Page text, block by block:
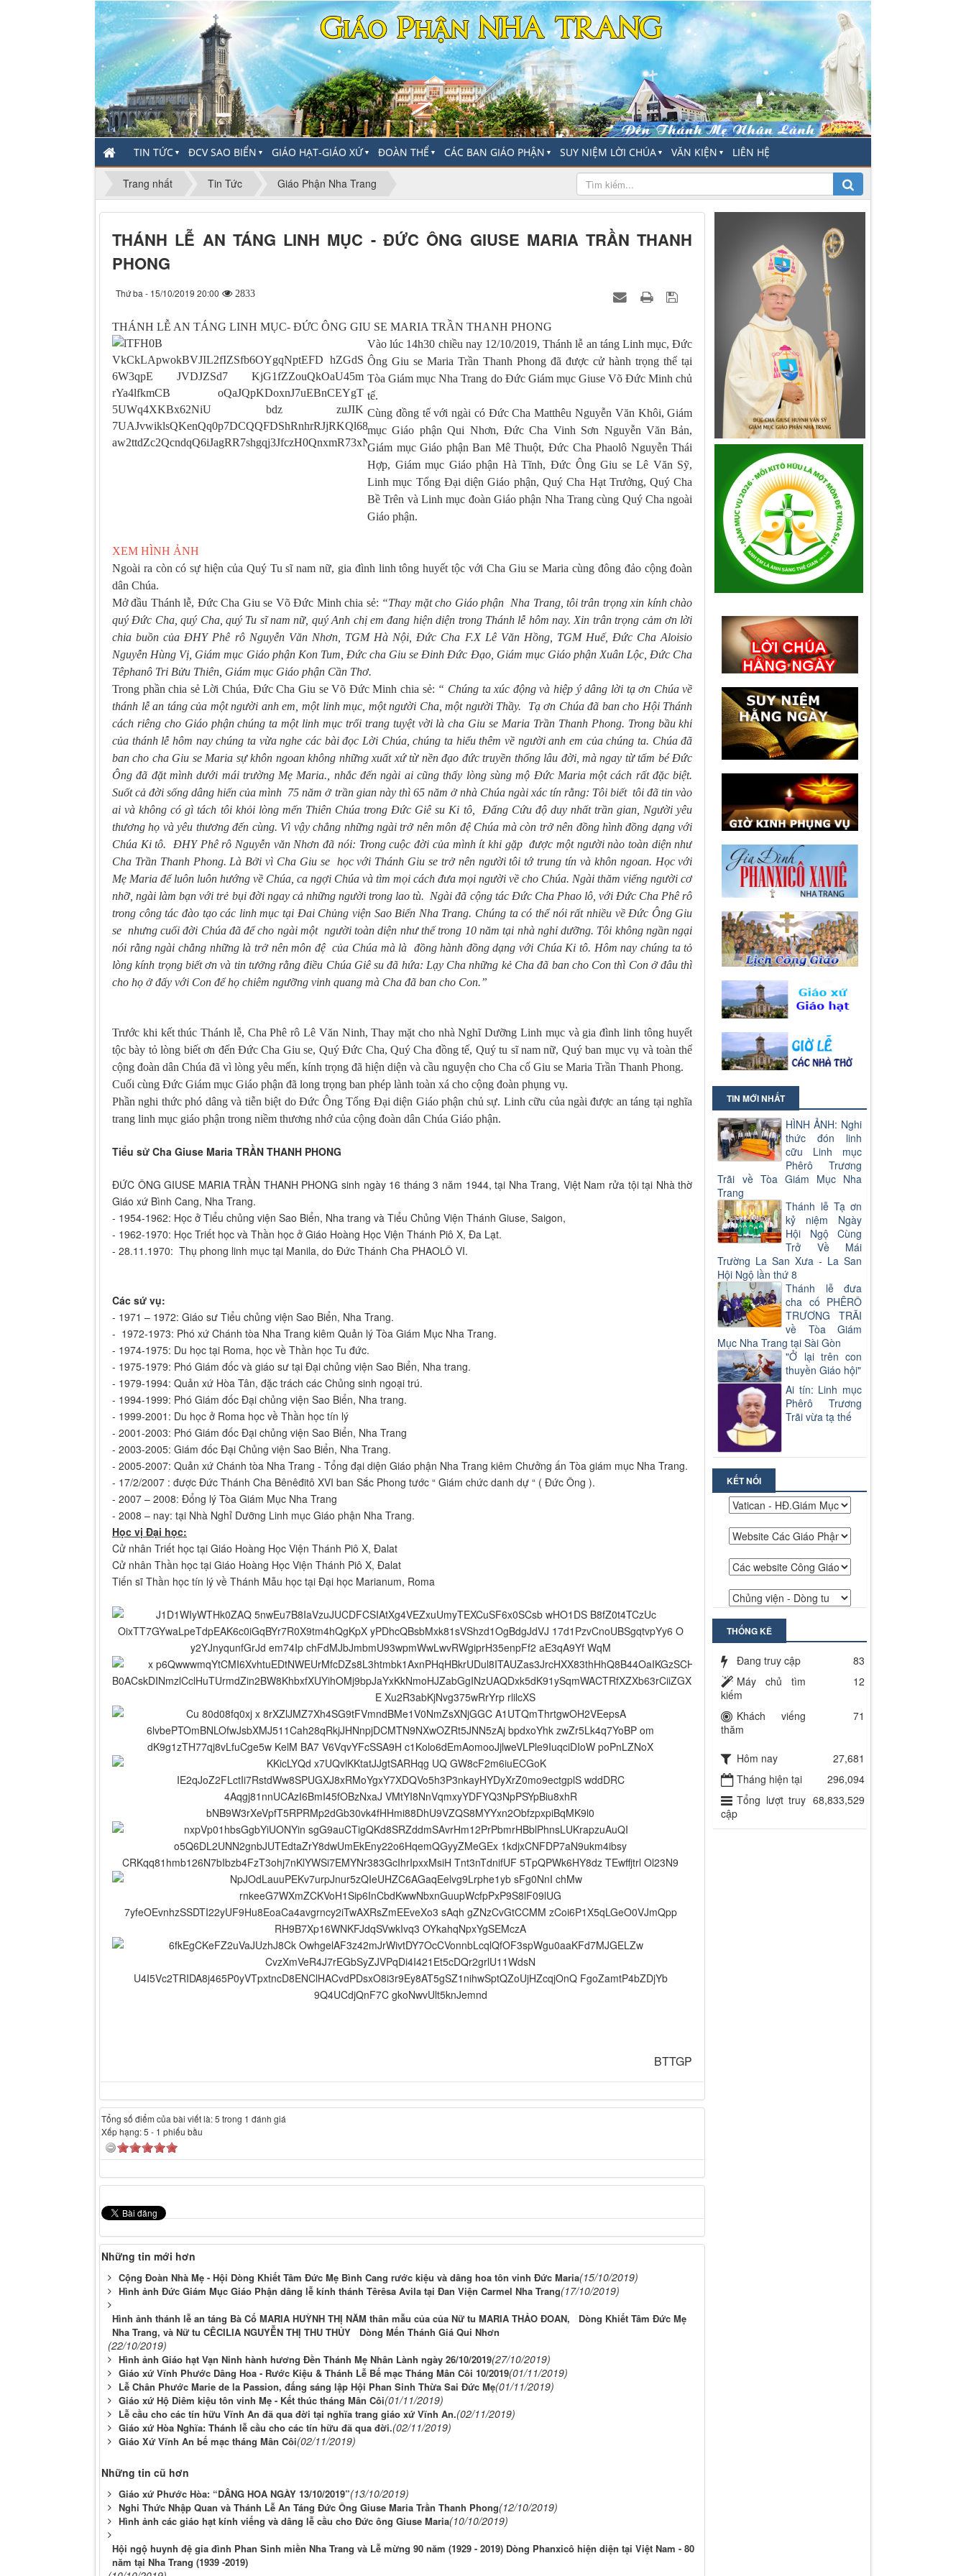
TIN TỨC ▼ ĐCV SAO BIỂN ▼ GIÁO HẠT-GIÁO XỨ▼ ĐOÀN THỂ ▼ CÁC BAN GIÁO PHẬN ▼ SUY NIỆM LỜI CHÚA ▼ VĂN KIỆN ▼ LIÊN HỆ
Trang nhất Tin Tức Giáo Phận Nha Trang
THÁNH LỄ AN TÁNG LINH MỤC - ĐỨC ÔNG GIUSE MARIA TRẦN THANH
PHONG
Thứ ba - 15/10/2019 20:00 2833
THÁNH LỄ AN TÁNG LINH MỤC- ĐỨC ÔNG GIU SE MARIA TRẦN THANH PHONG
Vào lúc 14h30 chiều nay 12/10/2019, Thánh lễ an táng Linh mục, Đức
Ông Giu se Maria Trần Thanh Phong đã được cử hành trọng thể tại
Tòa Giám mục Nha Trang do Đức Giám mục Giuse Võ Đức Minh chủ
tế.
Cùng đồng tế với ngài có Đức Cha Matthêu Nguyễn Văn Khôi, Giám
mục Giáo phận Qui Nhơn, Đức Cha Vinh Sơn Nguyễn Văn Bản,
Giám mục Giáo phận Ban Mê Thuột, Đức Cha Phaolô Nguyễn Thái
Hợp, Giám mục Giáo phận Hà Tĩnh, Đức Ông Giu se Lê Văn Sỹ,
Linh mục Tổng Đại diện Giáo phận, Quý Cha Hạt Trưởng, Quý Cha
Bề Trên và Linh mục đoàn Giáo phận Nha Trang cùng Quý Cha ngoài
Giáo phận.
XEM HÌNH ẢNH
Ngoài ra còn có sự hiện của Quý Tu sĩ nam nữ, gia đình linh tông huyết tộc với Cha Giu se Maria cùng đông đảo cộng đoàn
dân Chúa.
Mở đầu Thánh lễ, Đức Cha Giu se Võ Đức Minh chia sẻ: “Thay mặt cho Giáo phận Nha Trang, tôi trân trọng xin kính chào
quý Đức Cha, quý Cha, quý Tu sĩ nam nữ, quý Anh chị em đang hiện diện trong Thánh lễ hôm nay. Xin trân trọng cảm ơn lời
chia buồn của ĐHY Phê rô Nguyễn Văn Nhơn, TGM Hà Nội, Đức Cha F.X Lê Văn Hồng, TGM Huế, Đức Cha Aloisio
Nguyễn Hùng Vị, Giám mục Giáo phận Kon Tum, Đức cha Giu se Đinh Đức Đạo, Giám mục Giáo phận Xuân Lộc, Đức Cha
Têphanô Tri Bửu Thiên, Giám mục Giáo phận Cần Thơ.
Trong phần chia sẻ Lời Chúa, Đức Cha Giu se Võ Đức Minh chia sẻ: “ Chúng ta xúc động và hiệp ý dâng lời tạ ơn Chúa về
thánh lễ an táng của một người anh em, một linh mục, một người Cha, một người Thầy. Tạ ơn Chúa đã ban cho Hội Thánh
cách riêng cho Giáo phận chúng ta một linh mục trổi trang tuyệt vời là cha Giu se Maria Trần Thanh Phong. Trong bầu khí
của thánh lễ hôm nay chúng ta vừa nghe các bài đọc Lời Chúa, chúng ta hiểu thêm về người anh em của chúng ta. Chúa đã
ban cho cha Giu se Maria sự khôn ngoan không những xuất xứ từ nền đạo đức truyền thống lâu đời, mà ngay từ tấm bé Đức
Ông đã đặt mình dưới mái trường Mẹ Maria., nhắc đến ngài ai cũng thấy lòng sùng mộ Đức Maria một cách rất đặc biệt.
Suốt cả đời sống dâng hiến của mình 75 năm ở trần gian này thì 65 năm ở nhà Chúa ngài xác tín rằng: Tôi biết tôi đã tin vào
ai và không có gì tách tôi khỏi lòng mến Thiên Chúa trong Đức Giê su Ki tô, Đấng Cứu độ duy nhất trần gian, Người yêu
thương họ và yêu thương đến cùng. Vì vậy chẳng những ngài trở nên môn đệ Chúa mà còn trở nên đồng hình đồng dạng với
Chúa Ki tô. ĐHY Phê rô Nguyễn văn Nhơn đã nói: Trong cuộc đời của mình ít khi gặp được một người nào toàn diện như
Cha Trần Thanh Phong. Là Bởi vì Cha Giu se học với Thánh Giu se trở nên người tôi tớ trung tín và khôn ngoan. Học với
Mẹ Maria để luôn luôn hướng về Chúa, ca ngợi Chúa và tìm mọi cách đưa mọi người về cho Chúa. Ngài thăm viếng người cơ
nhỡ, ngài làm bạn với trẻ bụi đời ngay cả những người trong lao tù. Ngài đã cộng tác Đức Cha Phao lô, với Đức Cha Phê rô
trong công tác đào tạo các linh mục tại Đai Chủng viện Sao Biển Nha Trang. Chúng ta có thể nói rất nhiều về Đức Ông Giu
se nhưng cuối đời Chúa đã để cho ngài một người toàn diện như thế trong 10 năm tại nhà nghỉ dưỡng. Tôi không ngần ngại
nói rằng ngài chẳng những là trở nên môn đệ của Chúa mà là đồng hành đồng dạng với Chúa Ki tô. Hôm nay chúng ta tỏ
lòng kính trọng biết ơn và tin tưởng rằng điều Chúa Giê su đã hứa: Lạy Cha những kẻ Cha đã ban cho Con thì Con ở đâu thì
cho họ ở đấy với Con để họ chiêm ngưỡng vinh quang mà Cha đã ban cho Con.”
Trước khi kết thúc Thánh lễ, Cha Phê rô Lê Văn Ninh, Thay mặt cho nhà Nghĩ Dưỡng Linh mục và gia đình linh tông huyết
tộc bày tỏ lòng biết ơn đến Đức Cha Giu se, Quý Đức Cha, Quý Cha đồng tế, Quý tu sĩ nam nữ, Quý ban mục vụ và toàn thể
cộng đoàn dân Chúa đã vì lòng yêu mến, kính trọng đã hiện diện và cầu nguyện cho Cha cố Giu se Maria Trần Thanh Phong.
Cuối cùng Đức Giám mục Giáo phận đã long trọng ban phép lành toàn xá cho cộng đoàn phụng vụ.
Phần nghi thức phó dâng và tiễn biệt do Đức Ông Tổng Đại diện Giáo phận chủ sự. Linh cữu của ngài được an táng tại nghĩa
trang linh mục giáo phận trong niềm thương nhớ của cộng đoàn dân Chúa Giáo phận.
Tiểu sử Cha Giuse Maria TRẦN THANH PHONG
ĐỨC ÔNG GIUSE MARIA TRẦN THANH PHONG sinh ngày 16 tháng 3 năm 1944, tại Nha Trang, Việt Nam rửa tội tại Nhà thờ
Giáo xứ Bình Cang, Nha Trang.
- 1954-1962: Học ở Tiểu chủng viện Sao Biển, Nha trang và Tiểu Chủng Viện Thánh Giuse, Saigon,
- 1962-1970: Học Triết học và Thần học ở Giáo Hoàng Học Viện Thánh Piô X, Đa Lạt.
- 28.11.1970: Thụ phong linh mục tại Manila, do Đức Thánh Cha PHAOLÔ VI.
Các sứ vụ:
- 1971 – 1972: Giáo sư Tiểu chủng viện Sao Biển, Nha Trang.
- 1972-1973: Phó xứ Chánh tòa Nha Trang kiêm Quản lý Tòa Giám Mục Nha Trang.
- 1974-1975: Du học tại Roma, học về Thần học Tu đức.
- 1975-1979: Phó Giám đốc và giáo sư tại Đại chủng viện Sao Biển, Nha trang.
- 1979-1994: Quản xứ Hòa Tân, đặc trách các Chủng sinh ngoại trú.
- 1994-1999: Phó Giám đốc Đại chủng viện Sao Biển, Nha trang.
- 1999-2001: Du học ở Roma học về Thần học tín lý
- 2001-2003: Phó Giám đốc Đại chủng viện Sao Biển, Nha Trang
- 2003-2005: Giám đốc Đại Chủng viện Sao Biển, Nha Trang.
- 2005-2007: Quản xứ Chánh tòa Nha Trang - Tổng đại diện Giáo phận Nha Trang kiêm Chưởng ấn Tòa giám mục Nha Trang.
- 17/2/2007 : được Đức Thánh Cha Bênêđitô XVI ban Sắc Phong tước “ Giám chức danh dự “ ( Đức Ông ).
- 2007 – 2008: Đổng lý Tòa Giám Mục Nha Trang
- 2008 – nay: tại Nhà Nghỉ Dưỡng Linh mục Giáo phận Nha Trang.
Học vị Đại học:
Cử nhân Triết học tại Giáo Hoàng Học Viện Thánh Piô X, Đalat
Cử nhân Thần học tại Giáo Hoàng Học Viện Thánh Piô X, Đalat
Tiến sĩ Thần học tín lý về Thánh Mẫu học tại Đại học Marianum, Roma
BTTGP
Tổng số điểm của bài viết là: 5 trong 1 đánh giá
Xếp hạng:5 - 1 phiếu bầu
Những tin mới hơn
Cộng Đoàn Nhà Mẹ - Hội Dòng Khiết Tâm Đức Mẹ Bình Cang rước kiệu và dâng hoa tôn vinh Đức Maria(15/10/2019)
Hình ảnh Đức Giám Mục Giáo Phận dâng lễ kính thánh Têrêsa Avila tại Đan Viện Carmel Nha Trang(17/10/2019)
Hình ảnh thánh lễ an táng Bà Cố MARIA HUỲNH THỊ NĂM thân mẫu của của Nữ tu MARIA THẢO ĐOAN, Dòng Khiết Tâm Đức Mẹ
Nha Trang, và Nữ tu CÊCILIA NGUYỄN THỊ THU THỦY Dòng Mến Thánh Giá Qui Nhơn
(22/10/2019)
Hình ảnh Giáo hạt Vạn Ninh hành hương Đền Thánh Mẹ Nhân Lành ngày 26/10/2019(27/10/2019)
Giáo xứ Vĩnh Phước Dâng Hoa - Rước Kiệu & Thánh Lễ Bế mạc Tháng Mân Côi 10/2019(01/11/2019)
Lễ Chân Phước Marie de la Passion, đấng sáng lập Hội Phan Sinh Thừa Sai Đức Mẹ(01/11/2019)
Giáo xứ Hộ Diêm kiệu tôn vinh Mẹ - Kết thúc tháng Mân Côi(01/11/2019)
Lễ cầu cho các tín hữu Vĩnh An đã qua đời tại nghĩa trang giáo xứ Vĩnh An.(02/11/2019)
Giáo xứ Hòa Nghĩa: Thánh lễ cầu cho các tín hữu đã qua đời.(02/11/2019)
Giáo Xứ Vĩnh An bế mạc tháng Mân Côi(02/11/2019)
Những tin cũ hơn
Giáo xứ Phước Hòa: “DÂNG HOA NGÀY 13/10/2019”(13/10/2019)
Nghi Thức Nhập Quan và Thánh Lễ An Táng Đức Ông Giuse Maria Trần Thanh Phong(12/10/2019)
Hình ảnh các giáo hạt kính viếng và dâng lễ cầu cho Đức ông Giuse Maria(10/10/2019)
Hội ngộ huynh đệ gia đình Phan Sinh miền Nha Trang và Lễ mừng 90 năm (1929 - 2019) Dòng Phanxicô hiện diện tại Việt Nam - 80
năm tại Nha Trang (1939 -2019)
TIN MỚI NHẤT
HÌNH ẢNH: Nghi
thức đón linh
cữu Linh mục
Phêrô Trương
Trãi về Tòa Giám Mục Nha
Trang
Thánh lễ Tạ ơn
kỷ niệm Ngày
Hội Ngộ Cùng
Trở Về Mái
Trường La San Xưa - La San
Hội Ngộ lần thứ 8
Thánh lễ đưa
cha cố PHÊRÔ
TRƯƠNG TRÃI
về Tòa Giám
Mục Nha Trang tại Sài Gòn
"Ở lại trên con
thuyền Giáo hội"
Ai tín: Linh mục
Phêrô Trương
Trãi vừa tạ thế
KẾT NỐI
THỐNG KÊ
Đang truy cập
83
Máy chủ tìm
kiếm
12
Khách viếng
thăm
71
Hôm nay
27,681
Tháng hiện tại
296,094
Tổng lượt truy
cập
68,833,529